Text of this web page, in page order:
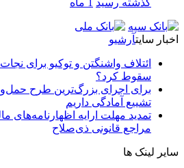
اخبار سایتآرشیو
ائتلاف واشنگتن و توکیو برای
سقوط کرد؟
برای اجرای بزرگ‌ترین طرح
تشییع آمادگی داریم
تمدید مهلت ارایه اظهارنامه‌های
مراجع قانونی ذی‌‏صلاح
سایر لینک ها